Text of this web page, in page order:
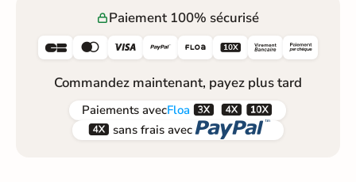
Paiement 100% sécurisé
     
Commandez maintenant, payez plus tard
Paiements avecFloa  
 sans frais avec 